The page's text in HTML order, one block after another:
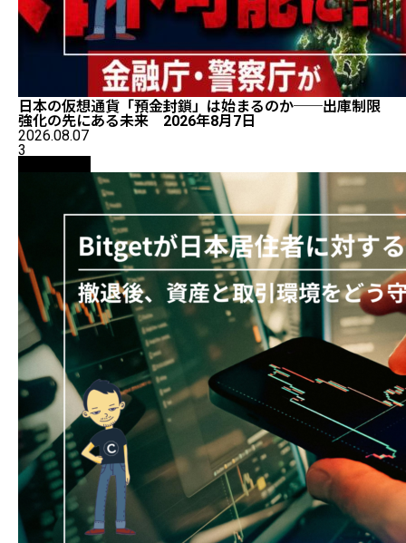
日本の仮想通貨「預金封鎖」は始まるのか──出庫制限
強化の先にある未来 2026年8月7日
2026.08.07
3